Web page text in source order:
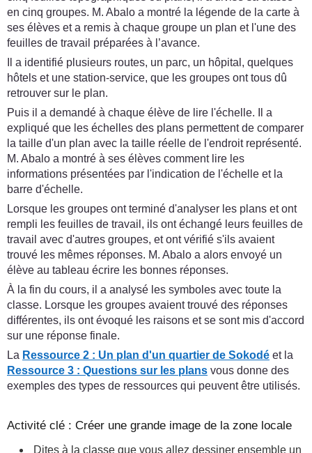
en cinq groupes. M. Abalo a montré la légende de la carte à
ses élèves et a remis à chaque groupe un plan et l'une des
feuilles de travail préparées à l’avance.
Il a identifié plusieurs routes, un parc, un hôpital, quelques
hôtels et une station-service, que les groupes ont tous dû
retrouver sur le plan.
Puis il a demandé à chaque élève de lire l'échelle. Il a
expliqué que les échelles des plans permettent de comparer
la taille d'un plan avec la taille réelle de l'endroit représenté.
M. Abalo a montré à ses élèves comment lire les
informations présentées par l'indication de l'échelle et la
barre d'échelle.
Lorsque les groupes ont terminé d'analyser les plans et ont
rempli les feuilles de travail, ils ont échangé leurs feuilles de
travail avec d'autres groupes, et ont vérifié s'ils avaient
trouvé les mêmes réponses. M. Abalo a alors envoyé un
élève au tableau écrire les bonnes réponses.
À la fin du cours, il a analysé les symboles avec toute la
classe. Lorsque les groupes avaient trouvé des réponses
différentes, ils ont évoqué les raisons et se sont mis d'accord
sur une réponse finale.
La Ressource 2 : Un plan d'un quartier de Sokodé et la
Ressource 3 : Questions sur les plans vous donne des
exemples des types de ressources qui peuvent être utilisés.
Activité clé : Créer une grande image de la zone locale
Dites à la classe que vous allez dessiner ensemble un